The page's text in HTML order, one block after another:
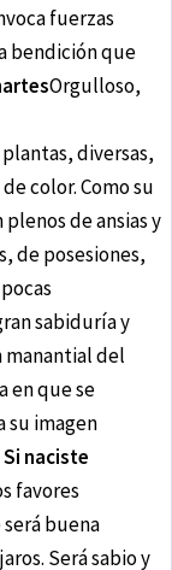
fuerzas
bendición que
Orgulloso,
diversas,
color. Como su
de ansias y
de posesiones,
sabiduría y
manantial del
en que se
su imagen
Si naciste
favores
buena
Será sabio y